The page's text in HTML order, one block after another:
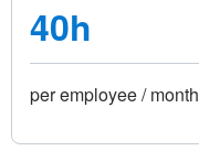
40h
per employee / month